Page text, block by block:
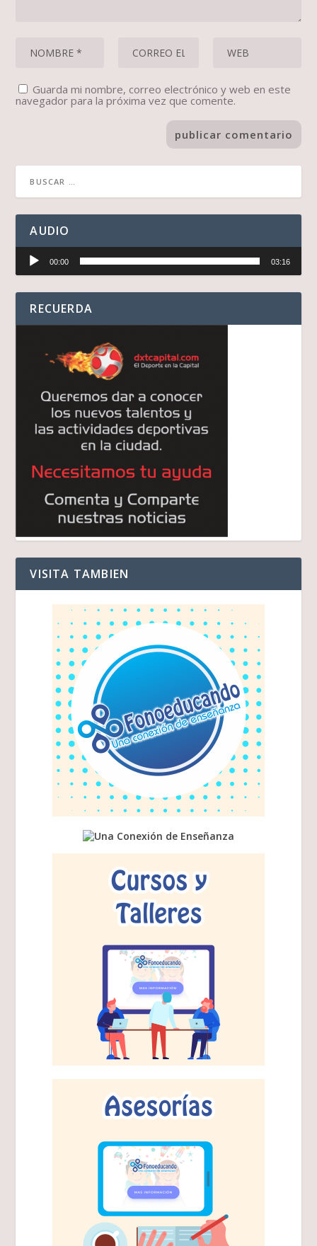
Guarda mi nombre, correo electrónico y web en este
navegador para la próxima vez que comente.
AUDIO
Reproductor
audio
00:00 03:16
RECUERDA
VISITA TAMBIEN